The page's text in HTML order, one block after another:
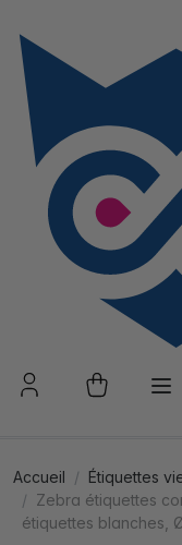
Accueil Étiquettes
Zebra étiquettes
étiquettes blanches,